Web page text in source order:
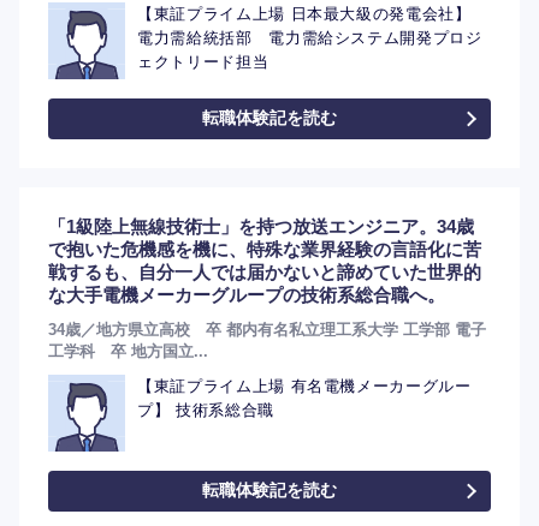
【東証プライム上場 日本最大級の発電会社】
電力需給統括部 電力需給システム開発プロジ
ェクトリード担当
転職体験記を読む
「1級陸上無線技術士」を持つ放送エンジニア。34歳
で抱いた危機感を機に、特殊な業界経験の言語化に苦
戦するも、自分一人では届かないと諦めていた世界的
な大手電機メーカーグループの技術系総合職へ。
34歳／地方県立高校 卒 都内有名私立理工系大学 工学部 電子
工学科 卒 地方国立...
【東証プライム上場 有名電機メーカーグルー
プ】 技術系総合職
転職体験記を読む